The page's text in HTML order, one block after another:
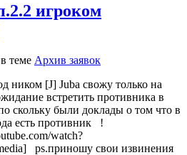
игроком
теме Архив заявок
ником [J] Juba свожу только на
встретить противника в
скольку были доклады о том что в
есть противник !
watch?
ps.приношу свои извинения